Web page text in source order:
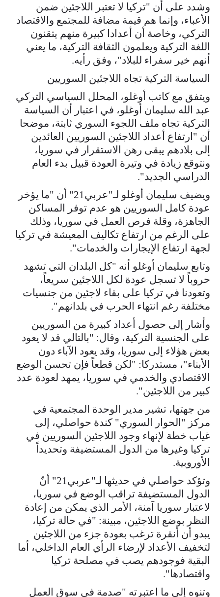
وشدد على أن "تركيا لا تعتبر اللاجئين ضمن
الأعباء، وإنما هم قيمة مضافة للمجتمع والاقتصاد
التركي، وخاصة أن أعدادا كبيرة منهم يتقنون
اللغة التركية ويعلمون الثقافة التركية، ما يعني
أنهم خير سفراء للبلاد"، وفق رأيه.
السياسة التركية تجاه اللاجئين السوريين
ويتفق مع كاتب أوغلو، المحلل السياسي التركي
عبد الله سليمان أوغلو، في اعتبار أن السياسة
التركية تجاه ملف اللجوء السوري ثابتة، موضحا
أن "ارتفاع أعداد اللاجئين السوريين العائدين
إلى بلادهم يبقى رهن الاستقرار في سوريا،
ونتوقع زيادة في وتيرة العودة قبيل بدء العام
الدراسي الجديد".
ويضيف سليمان أوغلو لـ"عربي21" أن "ما يؤخر
عودة كامل السوريين هو عدم توفر المساكن
الجاهزة، وقلة فرص العمل في سوريا، وذلك
على الرغم من ارتفاع تكاليف المعيشة في تركيا
لجهة ارتفاع الإيجارات والخدمات".
وتابع سليمان أوغلو أنه "كل البلدان التي تشهد
حروباً لا تسجل عودة لكل اللاجئين سريعاً،
وتعودنا في تركيا على بقاء لاجئين من جنسيات
مختلفة رغم انتهاء الحرب في بلدانهم".
وأشار إلى حصول أعداد كبيرة من السوريين
على الجنسية التركية، وقال: "بالتالي قد لا يعود
بعض هؤلاء إلى سوريا، وقد يعود الآباء دون
الأبناء"، مستدركا: "لكن قطعاً فإن تحسن الوضع
الاقتصادي والخدمي في سوريا، يمهد لعودة عدد
كبير من اللاجئين".
من جهتها، تشير مدير الوحدة المجتمعية في
مركز "الحوار السوري" كندة حواصلي، إلى
غياب خطة لإنهاء وجود اللاجئين السوريين في
تركيا وغيرها من الدول المستضيفة وتحديداً
الأوروبية.
وتؤكد حواصلي في حديثها لـ"عربي21" أنّ
الدول المستضيفة تراقب الوضع في سوريا،
لاعتبار سوريا آمنة، الأمر الذي يمكن من إعادة
النظر بوضع اللاجئين، مبينة: "في حالة تركيا،
يبدو أن أنقرة ترغب بعودة جزء من اللاجئين
لتخفيف الأعداد لإرضاء الرأي العام الداخلي، أما
البقية فوجودهم يصب في مصلحة تركيا
واقتصادها".
وتنوه إلى ما اعتبرته "صدمة في سوق العمل